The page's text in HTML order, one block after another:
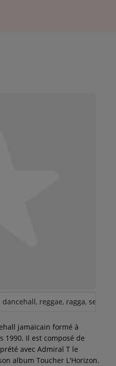
dancehall, reggae, ragga, seen
jamaïcain formé à
1990. Il est composé de
avec Admiral T le
album Toucher L'Horizon.